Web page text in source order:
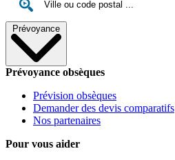
Prévoyance
Prévoyance obsèques
Prévision obsèques
Demander des devis comparatifs
Nos partenaires
Pour vous aider